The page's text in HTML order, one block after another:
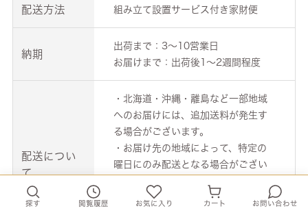
配送方法 組み立て設置サービス付き家財便
納期
出荷まで：3～10営業日
お届けまで：出荷後1～2週間程度
配送につい
て
・北海道・沖縄・離島など一部地域
へのお届けには、追加送料が発生す
る場合がございます。
・お届け先の地域によって、特定の
曜日にのみ配送となる場合がござい
・ご希望日がございましたら、通信
探す 閲覧履歴 お気に入り カート お問い合わせ